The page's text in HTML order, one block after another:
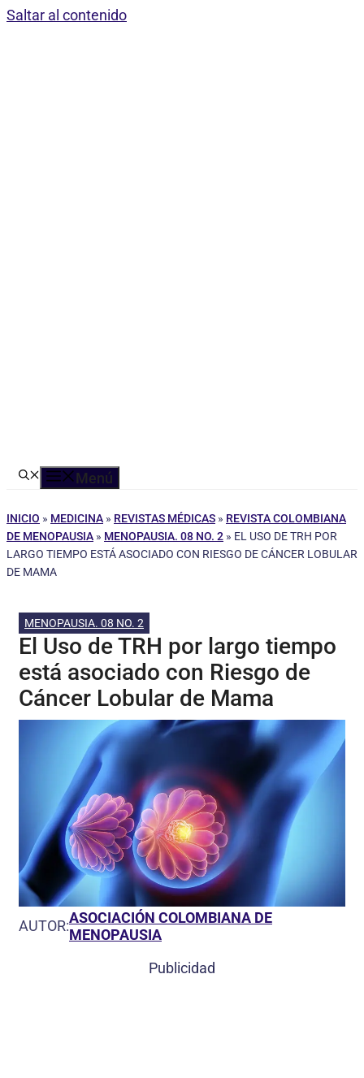
Saltar al contenido
Menú
INICIO » MEDICINA » REVISTAS MÉDICAS » REVISTA COLOMBIANA
DE MENOPAUSIA » MENOPAUSIA. 08 NO. 2 » EL USO DE TRH POR
LARGO TIEMPO ESTÁ ASOCIADO CON RIESGO DE CÁNCER LOBULAR
DE MAMA
MENOPAUSIA. 08 NO. 2
El Uso de TRH por largo tiempo
está asociado con Riesgo de
Cáncer Lobular de Mama
AUTOR:ASOCIACIÓN COLOMBIANA DE
MENOPAUSIA
Publicidad